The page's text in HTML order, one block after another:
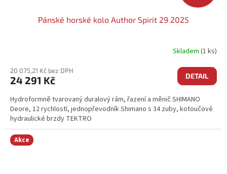
Pánské horské kolo Author Spirit 29 2025
Skladem (1 ks)
20 075,21 Kč bez DPH
24 291 Kč DETAIL
Hydroformně tvarovaný duralový rám, řazení a měnič SHIMANO
Deore, 12 rychlostí, jednopřevodník Shimano s 34 zuby, kotoučové
hydraulické brzdy TEKTRO
Akce